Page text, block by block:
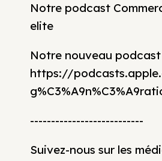
Notre podcast
elite
Notre nouveau
https://
---------------------------
Suivez-nous sur les